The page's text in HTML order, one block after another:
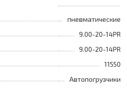
пневматические
9.00-20-14PR
9.00-20-14PR
11550
Автопогрузчики